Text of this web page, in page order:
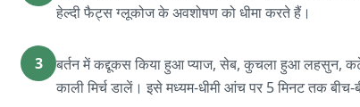
हेल्दी फैट्स ग्लूकोज के अवशोषण को धीमा करते हैं।
3
बर्तन में कद्दूकस किया हुआ प्याज, सेब, कुचला हुआ
काली मिर्च डालें। इसे मध्यम-धीमी आंच पर 5 मिनट तक